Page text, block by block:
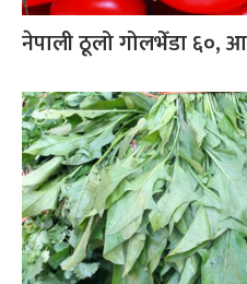
नेपाली ठूलो गोलभेँडा ६०,